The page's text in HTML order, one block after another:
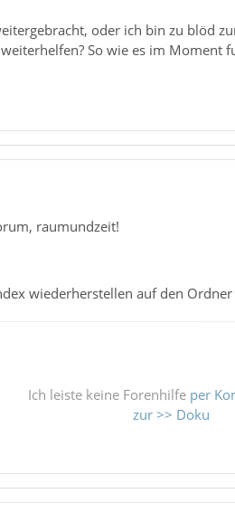
oder ich bin zu blöd
So wie es im Moment
raumundzeit!
wiederherstellen auf den Ordner
Ich leiste keine Forenhilfe per
zur >> Doku